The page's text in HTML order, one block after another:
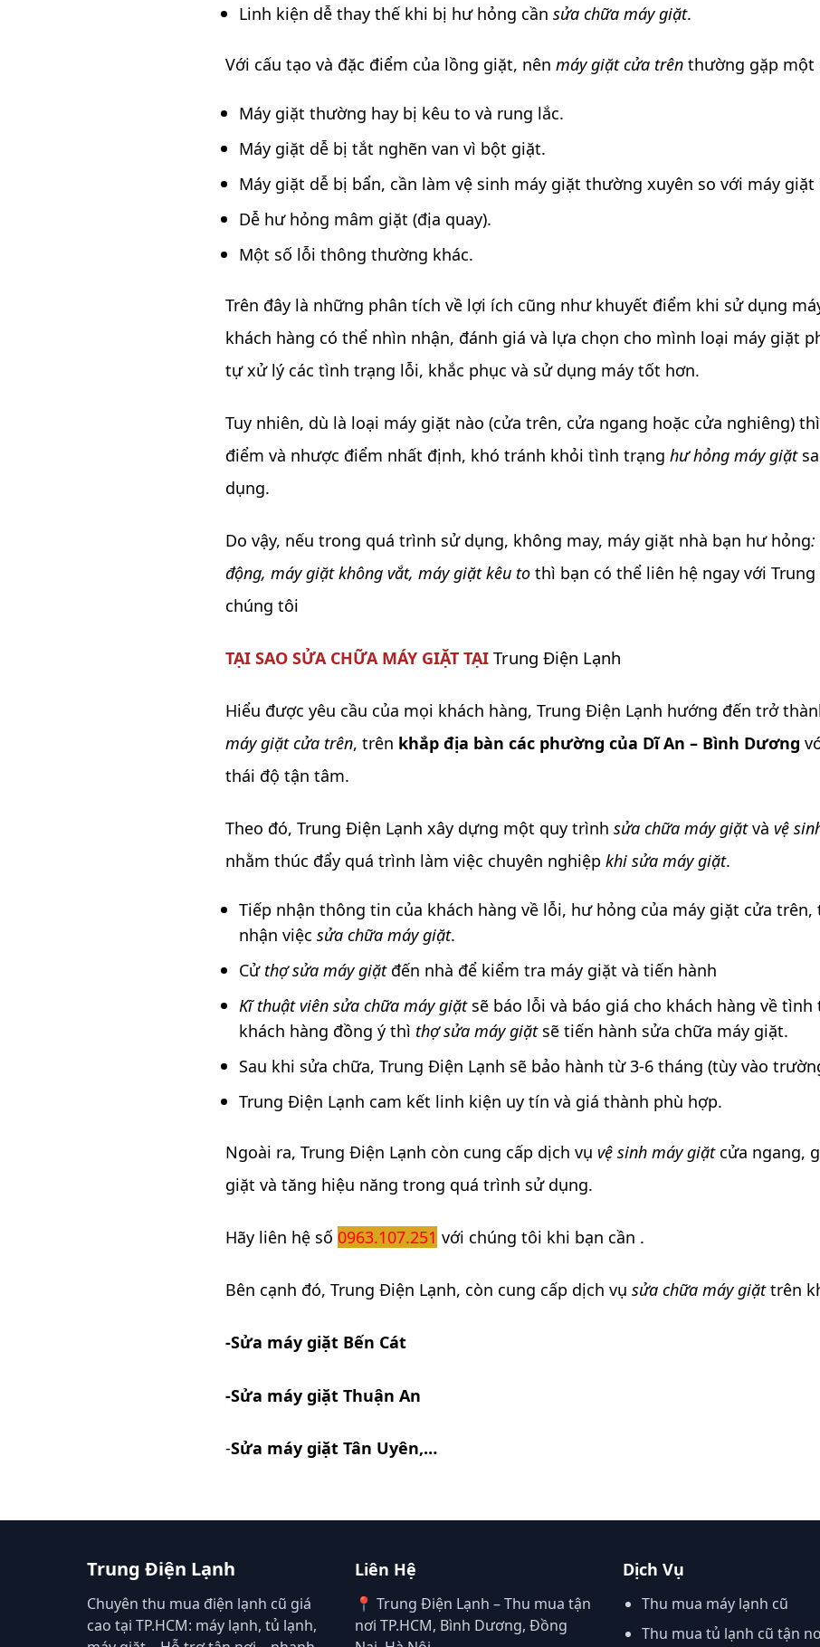
Linh kiện dễ thay thế khi bị hư hỏng cần sửa chữa máy giặt.
Với cấu tạo và đặc điểm của lồng giặt, nênmáy giặt cửa trên thường gặp một
Máy giặt thường hay bị kêu to và rung lắc.
Máy giặt dễ bị tắt nghẽn van vì bột giặt.
Máy giặt dễ bị bẩn, cần làm vệ sinh máy giặt thường xuyên so với máy giặt
Dễ hư hỏng mâm giặt (địa quay).
Một số lỗi thông thường khác.
Trên đây là những phân tích về lợi ích cũng như khuyết điểm khi sử dụng
khách hàng có thể nhìn nhận, đánh giá và lựa chọn cho mình loại máy giặt
tự xử lý các tình trạng lỗi, khắc phục và sử dụng máy tốt hơn.
Tuy nhiên, dù là loại máy giặt nào (cửa trên, cửa ngang hoặc cửa nghiêng)
điểm và nhược điểm nhất định, khó tránh khỏi tình trạnghư hỏng máy giặt
dụng.
Do vậy, nếu trong quá trình sử dụng, không may, máy giặt nhà bạn hư hỏng:
động, máy giặt không vắt, máy giặt kêu to thì bạn có thể liên hệ ngay với
chúng tôi
TẠI SAO SỬA CHỮA MÁY GIẶT TẠITrung Điện Lạnh
Hiểu được yêu cầu của mọi khách hàng, Trung Điện Lạnh hướng đến trở
máy giặt cửa trên, trên khắp địa bàn các phường của Dĩ An – Bình Dương
thái độ tận tâm.
Theo đó, Trung Điện Lạnh xây dựng một quy trình sửa chữa máy giặtvà vệ
nhằm thúc đẩy quá trình làm việc chuyên nghiệpkhi sửa máy giặt.
Tiếp nhận thông tin của khách hàng về lỗi, hư hỏng của máy giặt cửa trên,
nhận việc sửa chữa máy giặt.
Cử thợ sửa máy giặtđến nhà để kiểm tra máy giặt và tiến hành
Kĩ thuật viên sửa chữa máy giặtsẽ báo lỗi và báo giá cho khách hàng về tình
khách hàng đồng ý thì thợ sửa máy giặtsẽ tiến hành sửa chữa máy giặt.
Sau khi sửa chữa, Trung Điện Lạnh sẽ bảo hành từ 3-6 tháng (tùy vào
Trung Điện Lạnh cam kết linh kiện uy tín và giá thành phù hợp.
Ngoài ra, Trung Điện Lạnh còn cung cấp dịch vụ vệ sinh máy giặtcửa ngang,
giặt và tăng hiệu năng trong quá trình sử dụng.
Hãy liên hệ số 0963.107.251 với chúng tôi khi bạn cần .
Bên cạnh đó, Trung Điện Lạnh, còn cung cấp dịch vụsửa chữa máy giặttrên
-Sửa máy giặt Bến Cát
-Sửa máy giặt Thuận An
-Sửa máy giặt Tân Uyên,…
Trung Điện Lạnh
Chuyên thu mua điện lạnh cũ giá
cao tại TP.HCM: máy lạnh, tủ lạnh,
Liên Hệ
📍 Trung Điện Lạnh – Thu mua tận
nơi TP.HCM, Bình Dương, Đồng
Dịch Vụ
Thu mua máy lạnh cũ
Thu mua tủ lạnh cũ tận